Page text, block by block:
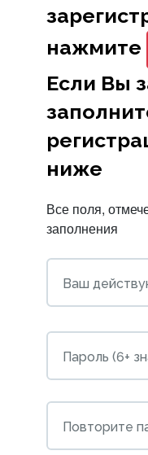
нажмите
Если Вы
ниже
Все поля,
заполнения
Ваш
Пароль (6+
Повторите